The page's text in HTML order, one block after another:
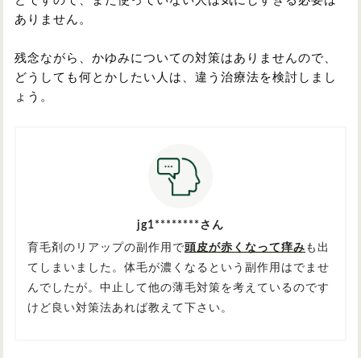
ありません。
残念ながら、かゆみについての対策はありませんので、
どうしても何とかしたい人は、違う治療法を検討しまし
ょう。
jg1********さん
育毛剤のリアップの副作用で頭皮が赤くなって痒み も出
てしまいました。体毛が濃くなるという副作用はでませ
んでしたが。中止して他の薄毛対策を考えているのです
けど良い対策法あれば教えて下さい。